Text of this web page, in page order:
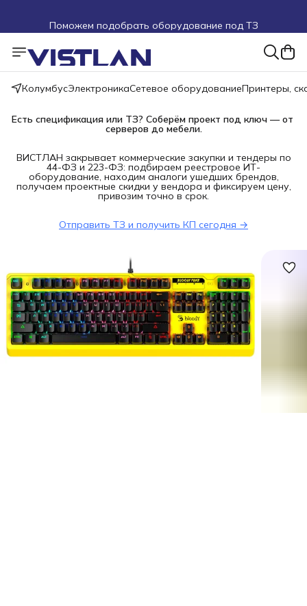
Пуско-наладочные работы
Пришлите запрос на e-mail или в чат
Более 100 000 позиций в наличии и под заказ
КолумбусЭлектроникаСетевое оборудованиеПринтеры,
Есть спецификация или ТЗ? Соберём проект под ключ — от
серверов до мебели.
ВИСТЛАН закрывает коммерческие закупки и тендеры по
44-ФЗ и 223-ФЗ: подбираем реестровое ИТ-
оборудование, находим аналоги ушедших брендов,
получаем проектные скидки у вендора и фиксируем цену,
привозим точно в срок.
Отправить ТЗ и получить КП сегодня →